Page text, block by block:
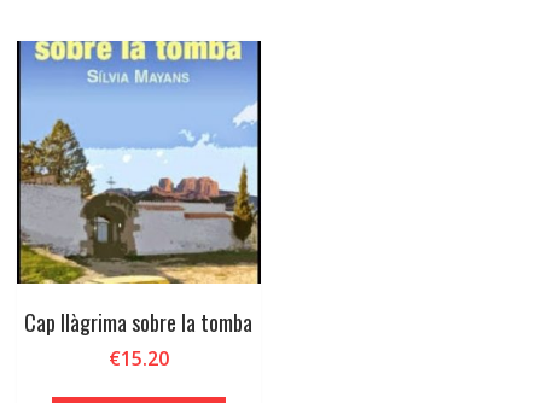
Cap llàgrima sobre la tomba
€15.20